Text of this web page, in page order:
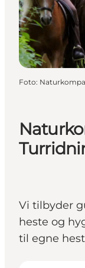
Planlæg
Vi tilbyder
heste og
til egne
Foto: